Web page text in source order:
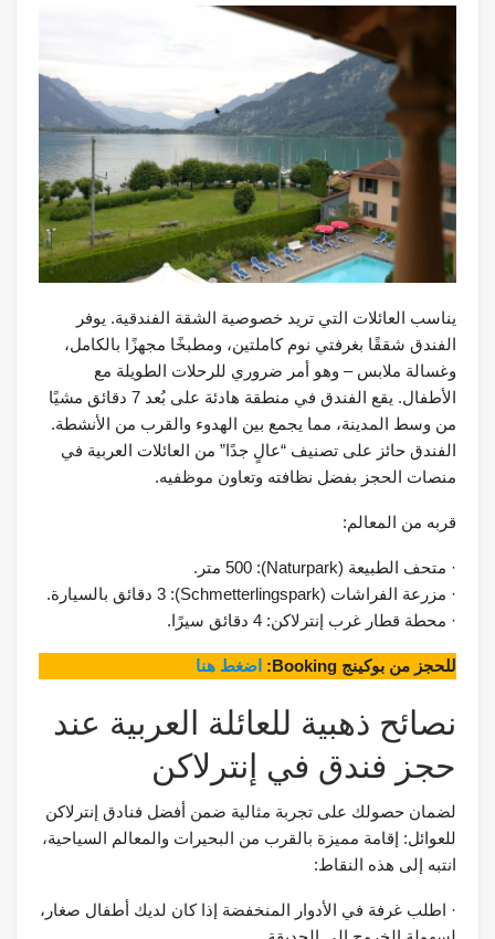
يناسب العائلات التي تريد خصوصية الشقة الفندقية. يوفر
الفندق شققًا بغرفتي نوم كاملتين، ومطبخًا مجهزًا بالكامل،
وغسالة ملابس – وهو أمر ضروري للرحلات الطويلة مع
الأطفال. يقع الفندق في منطقة هادئة على بُعد 7 دقائق مشيًا
من وسط المدينة، مما يجمع بين الهدوء والقرب من الأنشطة.
الفندق حائز على تصنيف “عالٍ جدًا” من العائلات العربية في
منصات الحجز بفضل نظافته وتعاون موظفيه.
قربه من المعالم:
· متحف الطبيعة (Naturpark): 500 متر.
· مزرعة الفراشات (Schmetterlingspark): 3 دقائق بالسيارة.
· محطة قطار غرب إنترلاكن: 4 دقائق سيرًا.
للحجز من بوكينج Booking: اضغط هنا
نصائح ذهبية للعائلة العربية عند
حجز فندق في إنترلاكن
لضمان حصولك على تجربة مثالية ضمن أفضل فنادق إنترلاكن
للعوائل: إقامة مميزة بالقرب من البحيرات والمعالم السياحية،
انتبه إلى هذه النقاط:
· اطلب غرفة في الأدوار المنخفضة إذا كان لديك أطفال صغار،